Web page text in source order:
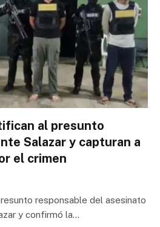
al presunto
Salazar y capturan a
el crimen
responsable del asesinato
y confirmó la…